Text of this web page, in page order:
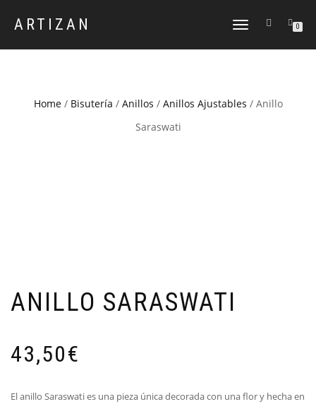
ARTIZAN
CAMBIAR
0
Home/ Bisutería / Anillos / Anillos Ajustables / Anillo
Saraswati
ANILLO SARASWATI
43,50€
El anillo Saraswati es una pieza única decorada con una flor y hecha en